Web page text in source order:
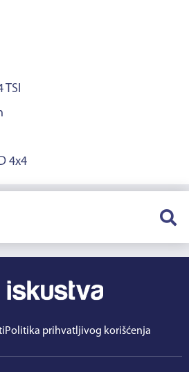
TSI
4x4
Politika prihvatljivog korišćenja